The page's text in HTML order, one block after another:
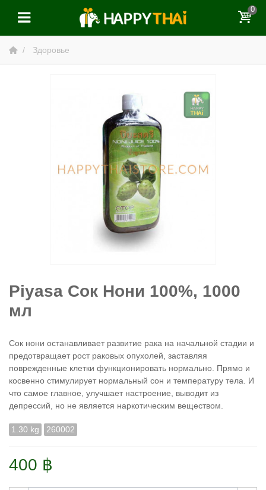
0
Здоровье
Piyasa Сок Нони 100%, 1000
мл
Сок нони останавливает развитие рака на начальной стадии и
предотвращает рост раковых опухолей, заставляя
поврежденные клетки функционировать нормально. Прямо и
косвенно стимулирует нормальный сон и температуру тела. И
что самое главное, улучшает настроение, выводит из
депрессий, но не является наркотическим веществом.
1.30 kg 260002
400 ฿